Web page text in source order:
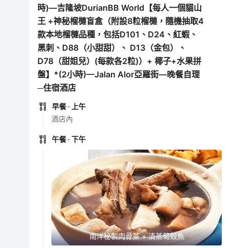
時)—吉隆坡DurianBB World【每人一個貓山
王 +神秘榴槤盲盒（附設8粒榴槤，隨機抽取4
款本地榴槤品種，包括D101、D24、紅蝦、
黑刺、D88（小甜甜）、 D13（金包）、
D78（甜姐兒）(每款各2粒)）+ 椰子+水果拼
盤】*(2小時)—Jalan Alor亞羅街—晚餐自理
─住宿酒店
早餐 · 上午
酒店內
午餐 · 下午
南洋秘製肉骨茶 + 清蒸筍殼魚